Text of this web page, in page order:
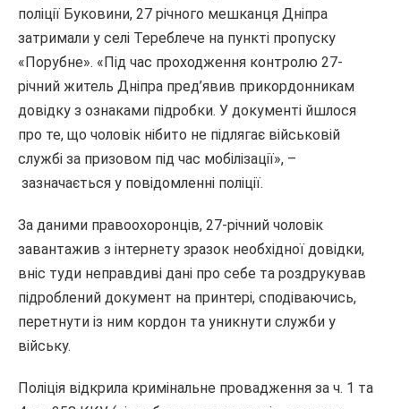
поліції Буковини, 27 річного мешканця Дніпра
затримали у селі Тереблече на пункті пропуску
«Порубне». «Під час проходження контролю 27-
річний житель Дніпра пред’явив прикордонникам
довідку з ознаками підробки. У документі йшлося
про те, що чоловік нібито не підлягає військовій
службі за призовом під час мобілізації», –
зазначається у повідомленні поліції.
За даними правоохоронців, 27-річний чоловік
завантажив з інтернету зразок необхідної довідки,
вніс туди неправдиві дані про себе та роздрукував
підроблений документ на принтері, сподіваючись,
перетнути із ним кордон та уникнути служби у
війську.
Поліція відкрила кримінальне провадження за ч. 1 та